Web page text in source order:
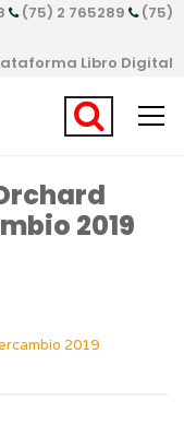
(75) 2 765289
(75)
Libro Digital
2019
2019